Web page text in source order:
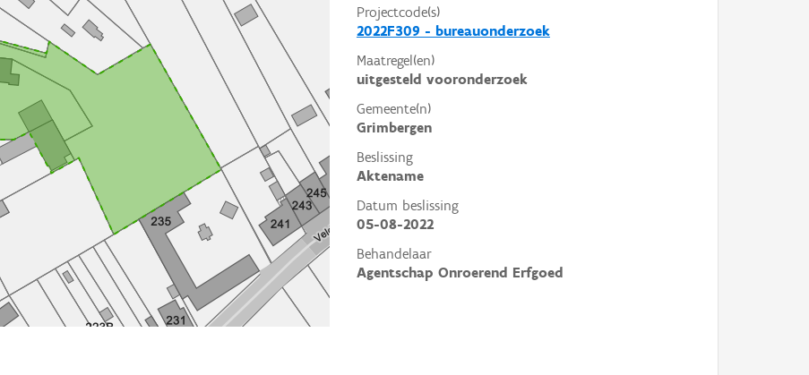
Projectcode(s)
2022F309 - bureauonderzoek
Maatregel(en)
uitgesteld vooronderzoek
Gemeente(n)
Grimbergen
Beslissing
Aktename
Datum beslissing
05-08-2022
Behandelaar
Agentschap Onroerend Erfgoed